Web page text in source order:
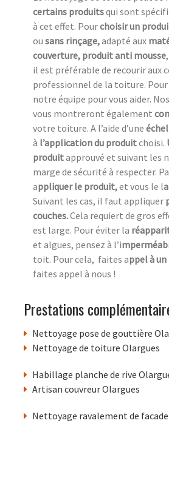
certains produitsqui sont
à cet effet. Pourchoisir un
ou sans rinçage,adapté aux
couverture, produit anti mousse
il est préférable de recourir aux
professionnel de la toiture.
notre équipe pour vous aider.
vous montreront également
votre toiture. A l’aide d’une
à l’application du produitchoisi.
produitapprouvé et suivant les
marge de sécurité à respecter.
appliquer le produit,et vous le l
Suivant les cas, il faut appliquer
couches.Cela requiert de gros
est large. Pour éviter la
et algues, pensez à l’i
toit. Pour cela, faites appel à
faites appel à nous !
Prestations
Nettoyage pose de gouttière
Nettoyage de toiture Olargues
Habillage planche de rive
Artisan couvreur Olargues
Nettoyage ravalement de